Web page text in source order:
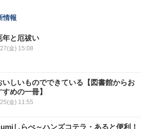
情報
年と厄祓い
金) 15:08
いしいものでできている【図書館からお
すめの一冊】
金) 11:55
しらべ～ハンズコテラ・あると便利！